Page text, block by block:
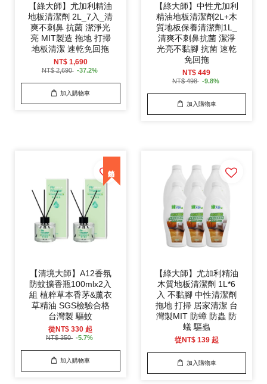
【綠大師】尤加利精油
地板清潔劑 2L_7入_清
爽不刺鼻 抗菌 潔淨光
亮 MIT製造 拖地 打掃
地板清潔 速乾免回拖
NT$ 1,690
NT$ 2,690 -37.2%
加入購物車
【綠大師】中性尤加利
精油地板清潔劑2L+木
質地板保養清潔劑1L_
清爽不刺鼻抗菌 潔淨
光亮不黏腳 抗菌 速乾
免回拖
NT$ 449
NT$ 498 -9.8%
加入購物車
【清境大師】A12香氛
防蚊擴香瓶100mlx2入
組 植粹草本香茅&薰衣
草精油 SGS檢驗合格
台灣製 驅蚊
從NT$ 330起
NT$ 350 -5.7%
加入購物車
【綠大師】尤加利精油
木質地板清潔劑 1L*6
入 不黏腳 中性清潔劑
拖地 打掃 居家清潔 台
灣製MIT 防蟑 防蟲 防
蟻 驅蟲
從NT$ 139 起
加入購物車